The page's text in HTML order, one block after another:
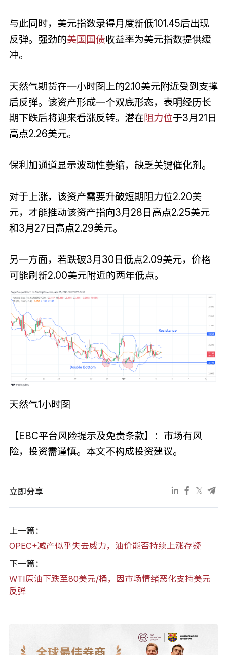
与此同时，美元指数录得月度新低101.45后出现
反弹。强劲的美国国债收益率为美元指数提供缓
冲。
天然气期货在一小时图上的2.10美元附近受到支撑
后反弹。该资产形成一个双底形态，表明经历长
期下跌后将迎来看涨反转。潜在阻力位于3月21日
高点2.26美元。
保利加通道显示波动性萎缩，缺乏关键催化剂。
对于上涨，该资产需要升破短期阻力位2.20美
元，才能推动该资产指向3月28日高点2.25美元
和3月27日高点2.29美元。
另一方面，若跌破3月30日低点2.09美元，价格
可能刷新2.00美元附近的两年低点。
天然气1小时图
【EBC平台风险提示及免责条款】：市场有风
险，投资需谨慎。本文不构成投资建议。
立即分享
上一篇：
OPEC+减产似乎失去威力，油价能否持续上涨存疑
下一篇：
WTI原油下跌至80美元/桶，因市场情绪恶化支持美元
反弹